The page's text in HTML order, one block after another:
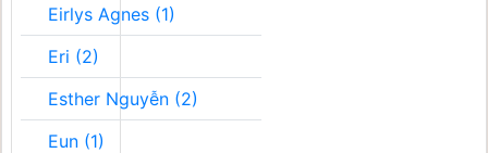
Eirlys Agnes (1)
Eri (2)
Esther Nguyễn (2)
Eun (1)